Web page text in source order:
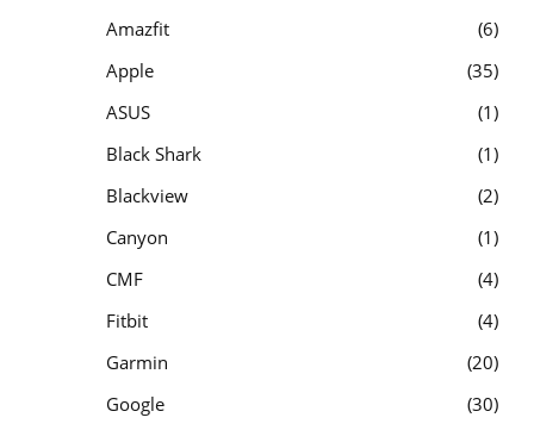
Amazfit
6
Apple
35
ASUS
1
Black Shark
1
Blackview
2
Canyon
1
CMF
4
Fitbit
4
Garmin
20
Google
30